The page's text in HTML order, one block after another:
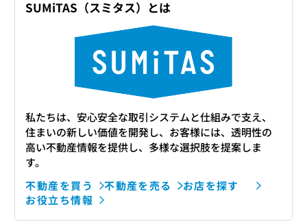
SUMiTAS（スミタス）とは
私たちは、安心安全な取引システムと仕組みで支え、
住まいの新しい価値を開発し、お客様には、透明性の
高い不動産情報を提供し、多様な選択肢を提案しま
す。
不動産を買う
不動産を売る
お店を探す
お役立ち情報